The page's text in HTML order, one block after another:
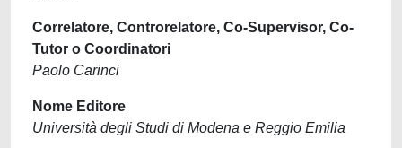
Correlatore, Controrelatore, Co-Supervisor, Co-
Tutor o Coordinatori
Paolo Carinci
Nome Editore
Università degli Studi di Modena e Reggio Emilia